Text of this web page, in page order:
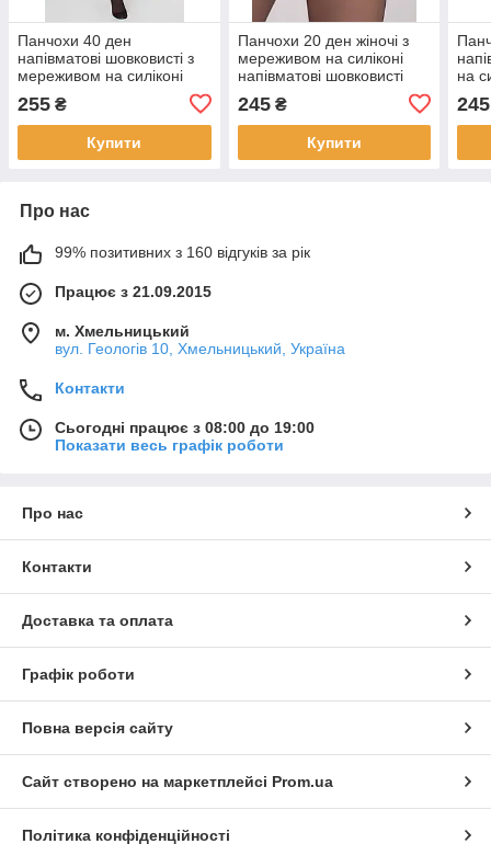
Панчохи 40 ден
напівматові шовковисті з
мереживом на силіконі
бежеві 5/6
255 ₴
Купити
Панчохи 20 ден жіночі з
мереживом на силіконі
напівматові шовковисті
бежеві розмір 5/6
245₴
Купити
на
245
Про нас
99% позитивних з 160 відгуків за рік
Працює з 21.09.2015
м. Хмельницький
вул. Геологів 10, Хмельницький, Україна
Контакти
Сьогодні працює з 08:00 до 19:00
Показати весь графік роботи
Про нас
Контакти
Доставка та оплата
Графік роботи
Повна версія сайту
Сайт створено на маркетплейсі Prom.ua
Політика конфіденційності